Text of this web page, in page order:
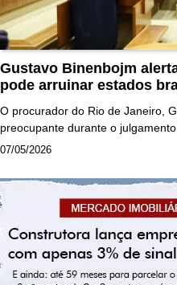
Gustavo Binenbojm
pode arruinar estados
O procurador do Rio de Janeiro,
preocupante durante o
07/05/2026